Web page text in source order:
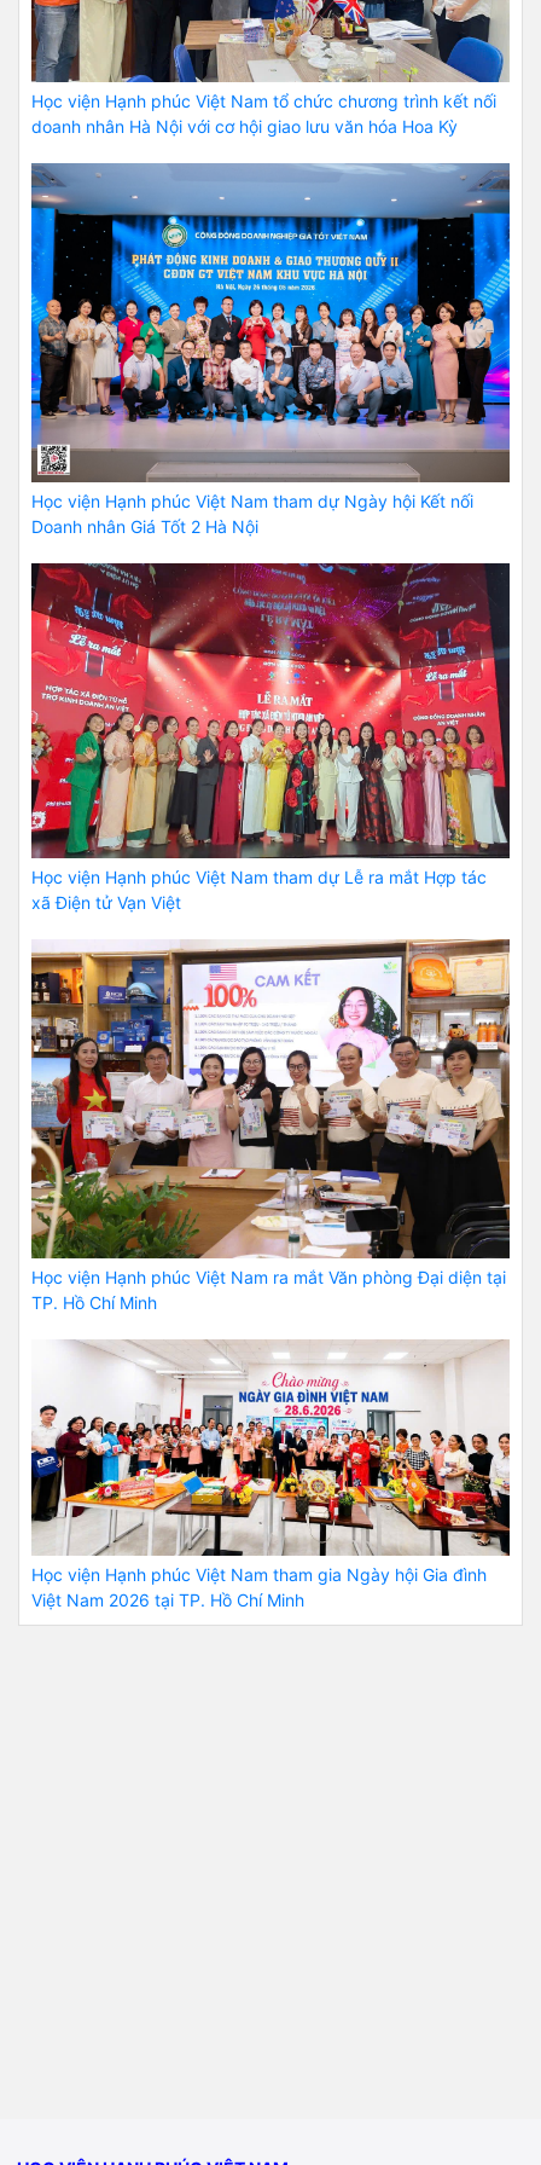
Học viện Hạnh phúc Việt Nam tổ chức chương trình kết nối
doanh nhân Hà Nội với cơ hội giao lưu văn hóa Hoa Kỳ
Học viện Hạnh phúc Việt Nam tham dự Ngày hội Kết nối
Doanh nhân Giá Tốt 2 Hà Nội
Học viện Hạnh phúc Việt Nam tham dự Lễ ra mắt Hợp tác
xã Điện tử Vạn Việt
Học viện Hạnh phúc Việt Nam ra mắt Văn phòng Đại diện tại
TP. Hồ Chí Minh
Học viện Hạnh phúc Việt Nam tham gia Ngày hội Gia đình
Việt Nam 2026 tại TP. Hồ Chí Minh